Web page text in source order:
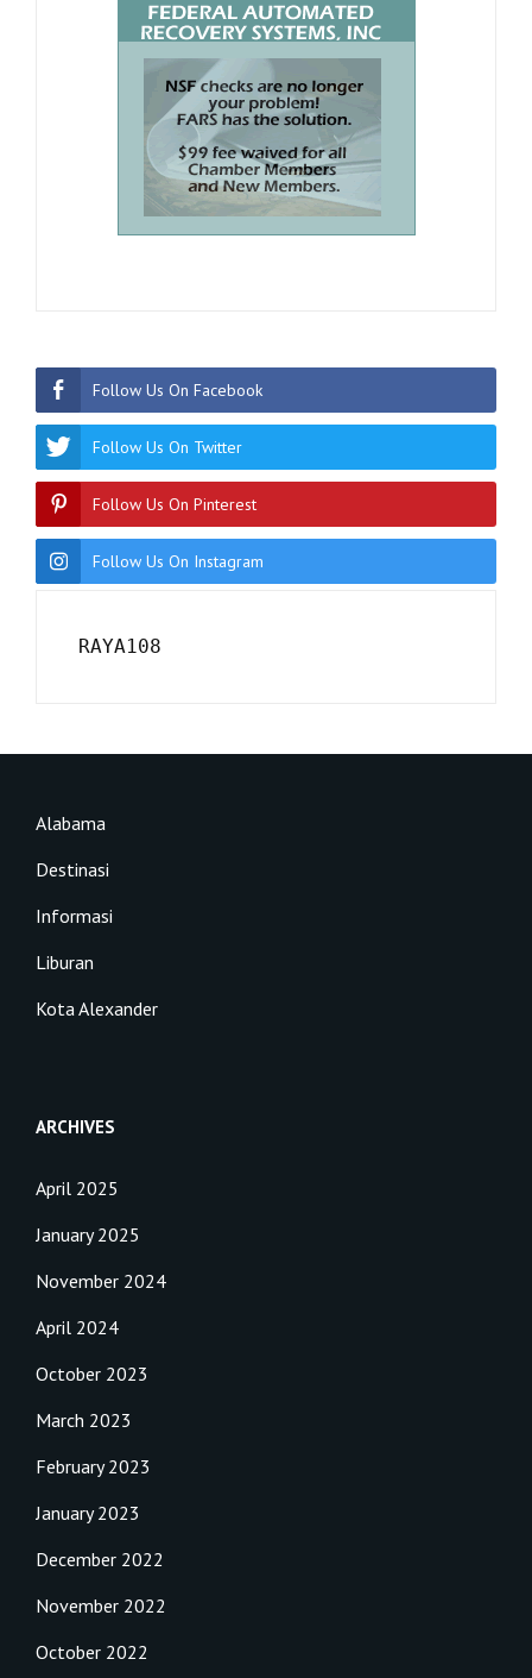
Follow Us On Facebook
Follow Us On Twitter
Follow Us On Pinterest
Follow Us On Instagram
RAYA108
Alabama
Destinasi
Informasi
Liburan
Kota Alexander
ARCHIVES
April 2025
January 2025
November 2024
April 2024
October 2023
March 2023
February 2023
January 2023
December 2022
November 2022
October 2022